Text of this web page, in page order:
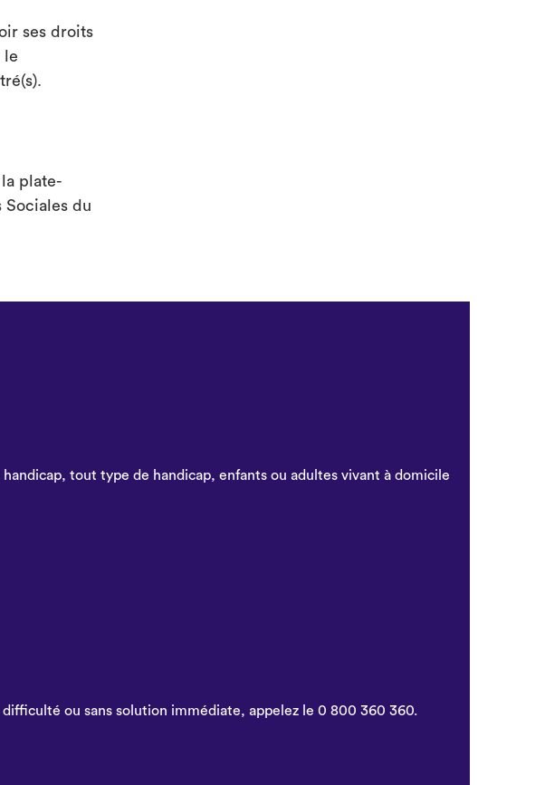
ses droits
le
plate-
Sociales du
tout type de handicap, enfants ou adultes vivant à domicile
ou sans solution immédiate, appelez le 0 800 360 360.